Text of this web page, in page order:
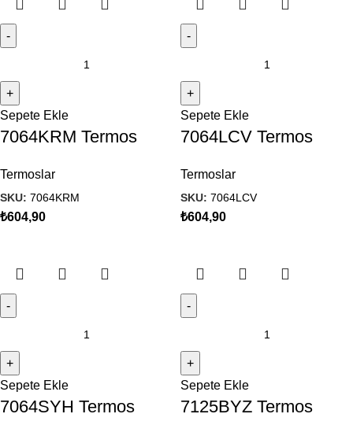
Sepete Ekle
7064KRM Termos
Termoslar
SKU: 7064KRM
₺604,90
Sepete Ekle
7064LCV Termos
Termoslar
SKU: 7064LCV
₺604,90
Sepete Ekle
7064SYH Termos
Sepete Ekle
7125BYZ Termos